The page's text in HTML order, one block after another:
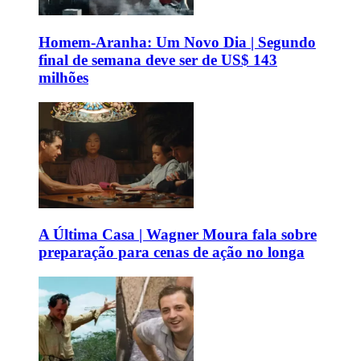
Homem-Aranha: Um Novo Dia | Segundo
final de semana deve ser de US$ 143
milhões
A Última Casa | Wagner Moura fala sobre
preparação para cenas de ação no longa